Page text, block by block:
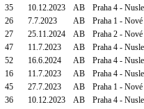
35 10.12.2023 AB
Praha 4 -
26 7.7.2023 AB
Praha 1 -
27 25.11.2024 AB
Praha 2 -
47 11.7.2023 AB
Praha 4 -
52 16.6.2024 AB
Praha 4 -
16 11.7.2023 AB
Praha 4 -
45 27.7.2023 AB
Praha 1 -
36 10.12.2023 AB
Praha 4 -